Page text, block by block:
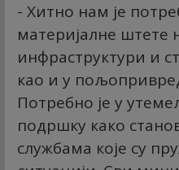
- Хитно нам је
материјалне штете
инфраструктури и
као и у
Потребно је у
подршку како
службама које су